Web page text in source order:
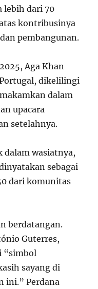
lebih dari 70
kontribusinya
pembangunan.
Aga Khan
dikelilingi
dalam
upacara
setelahnya.
wasiatnya,
sebagai
dari komunitas
berdatangan.
Guterres,
“simbol
sayang di
ini.” Perdana